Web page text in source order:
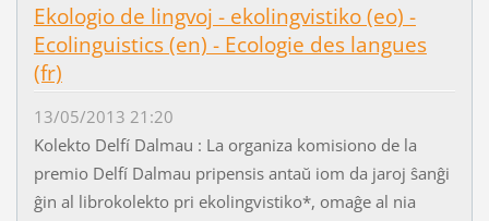
Ekologio de lingvoj - ekolingvistiko (eo) -
Ecolinguistics (en) - Ecologie des langues
(fr)
13/05/2013 21:20
Kolekto Delfí Dalmau : La organiza komisiono de la
premio Delfí Dalmau pripensis antaŭ iom da jaroj ŝanĝi
ĝin al librokolekto pri ekolingvistiko*, omaĝe al nia